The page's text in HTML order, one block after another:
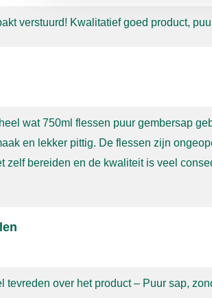
e
verstuurd! Kwalitatief goed product,
wat 750ml flessen puur gembersap
en lekker pittig. De flessen zijn
zelf bereiden en de kwaliteit is veel
tevreden over het product – Puur sap,